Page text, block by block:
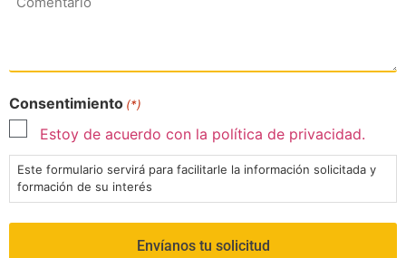
Consentimiento (*)
Estoy de acuerdo con la política de privacidad.
Este formulario servirá para facilitarle la información solicitada y
formación de su interés